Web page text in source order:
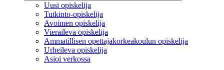
Uusi opiskelija
Tutkinto-opiskelija
Avoimen opiskelija
Vieraileva opiskelija
Ammatillisen opettajakorkeakoulun opiskelija
Urheileva opiskelija
Asioi verkossa